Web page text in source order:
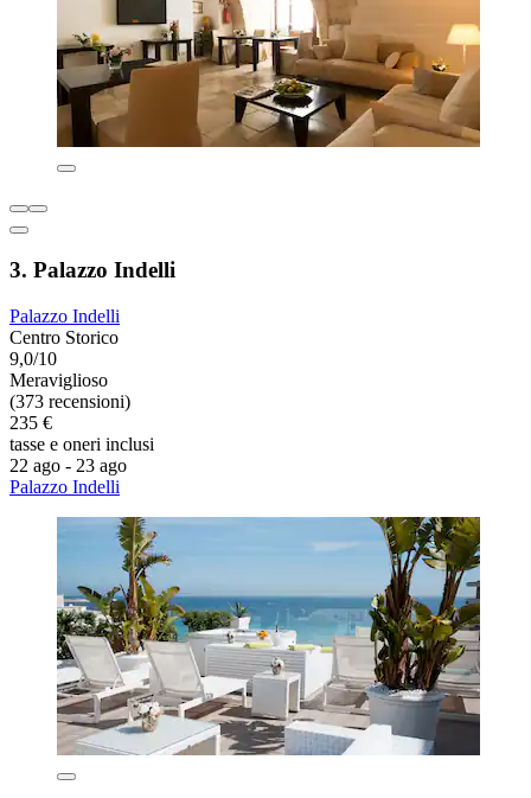
3. Palazzo Indelli
Palazzo Indelli
Centro Storico
9,0/10
Meraviglioso
(373 recensioni)
235 €
tasse e oneri inclusi
22 ago - 23 ago
Palazzo Indelli